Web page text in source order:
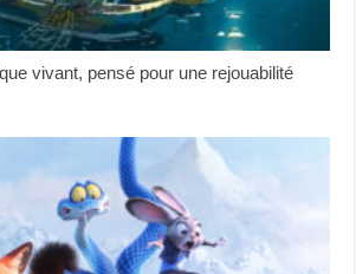
vivant, pensé pour une rejouabilité